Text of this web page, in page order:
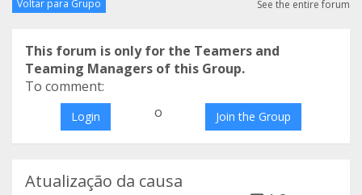
Voltar para Grupo See the entire forum
This forum is only for the Teamers and
Teaming Managers of this Group.
To comment:
Login o Join the Group
Atualização da causa